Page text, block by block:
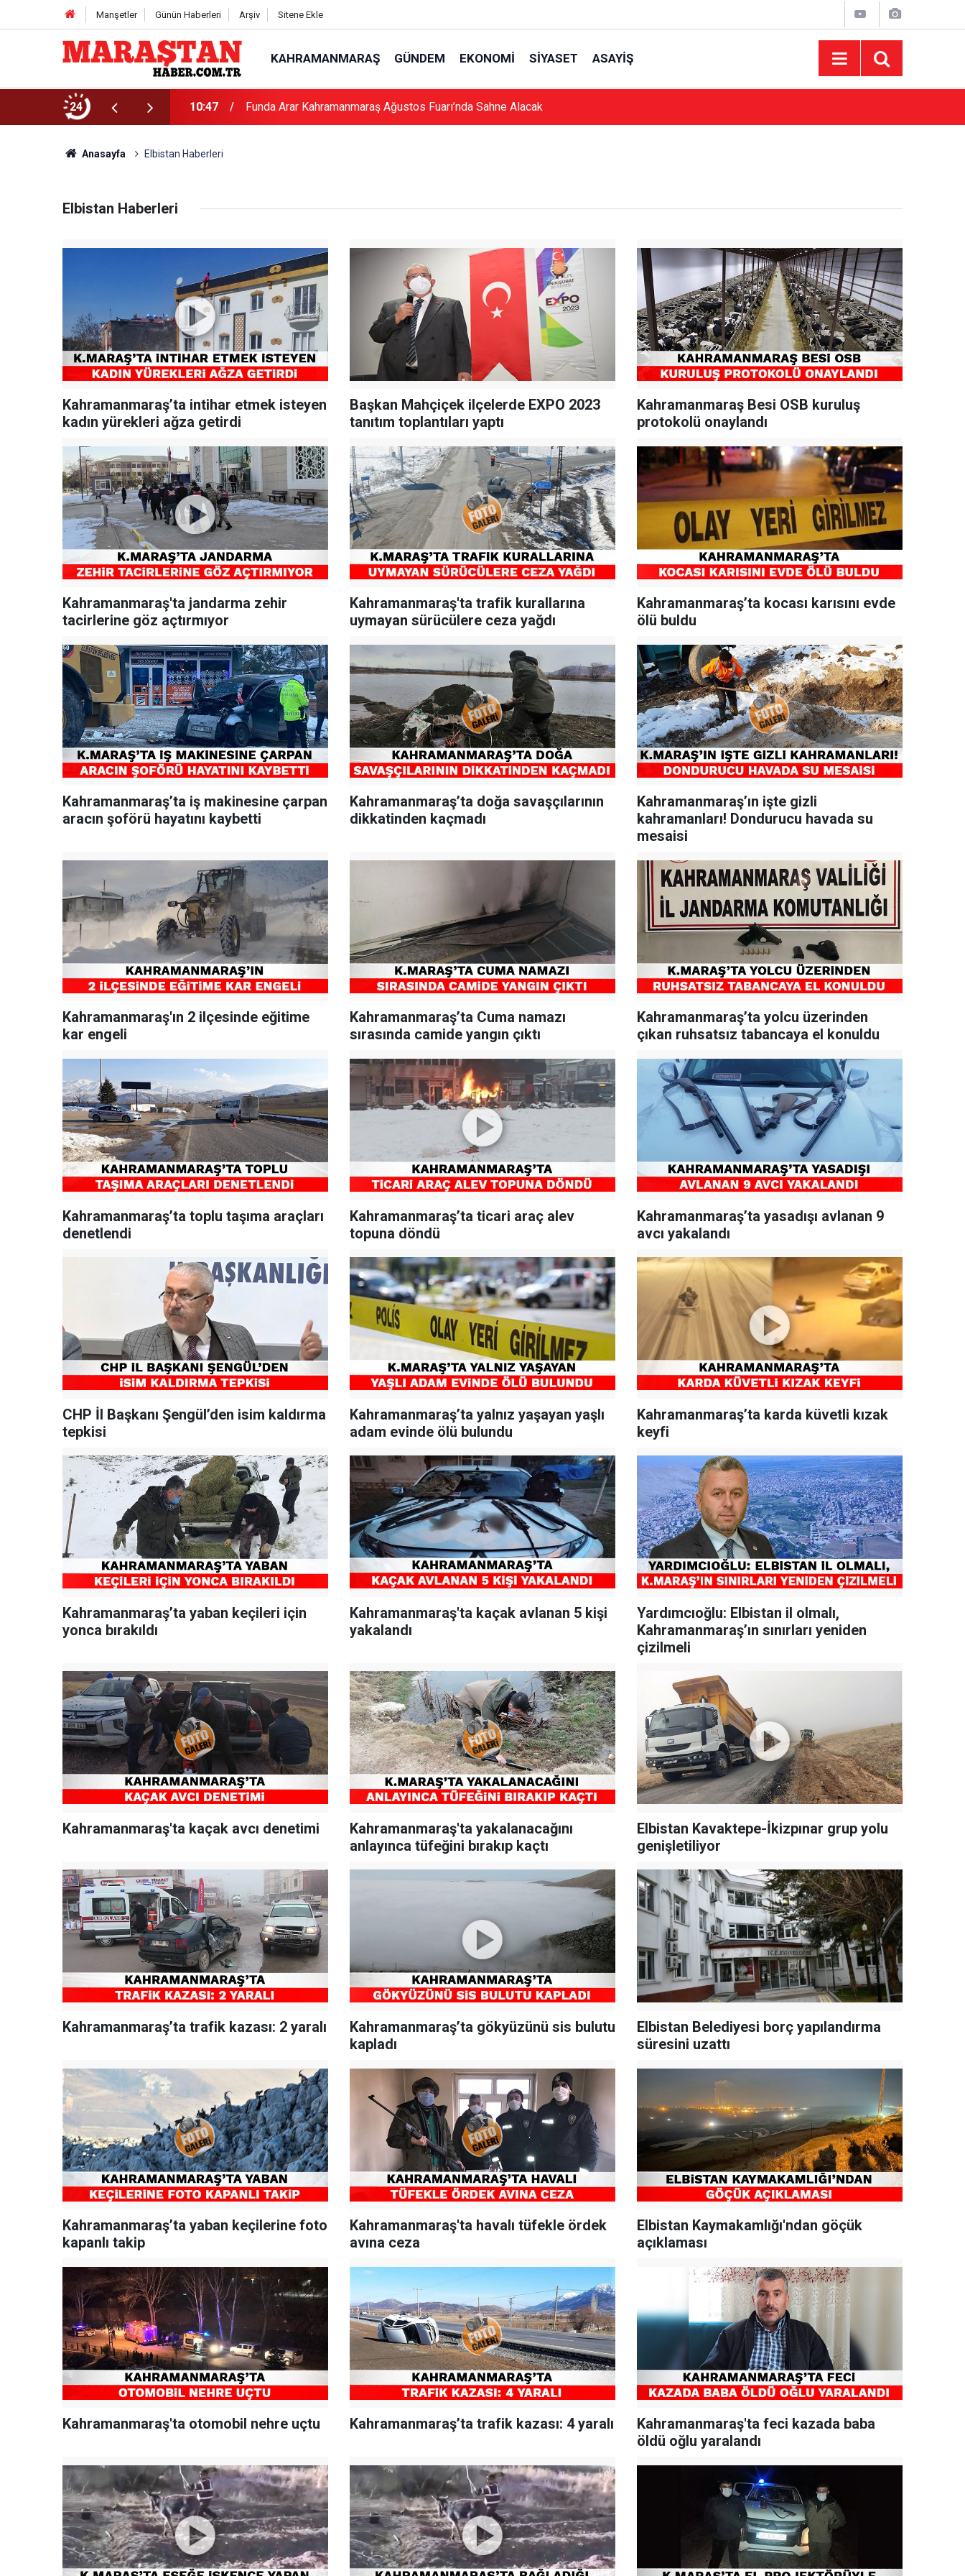
Manşetler Günün Haberleri Arşiv Sitene Ekle
KAHRAMANMARAŞ GÜNDEM EKONOMI SIYASET ASAYIŞ
24 10:47 Funda Arar Kahramanmaraş Ağustos Fuarı’nda Sahne Alacak
Anasayfa Elbistan Haberleri
Elbistan Haberleri
Kahramanmaraş’ta intihar etmek isteyen
kadın yürekleri ağza getirdi
Başkan Mahçiçek ilçelerde EXPO 2023
tanıtım toplantıları yaptı
Kahramanmaraş Besi OSB kuruluş
protokolü onaylandı
Kahramanmaraş'ta jandarma zehir
tacirlerine göz açtırmıyor
Kahramanmaraş'ta trafik kurallarına
uymayan sürücülere ceza yağdı
Kahramanmaraş’ta kocası karısını evde
ölü buldu
Kahramanmaraş’ta iş makinesine çarpan
aracın şoförü hayatını kaybetti
Kahramanmaraş’ta doğa savaşçılarının
dikkatinden kaçmadı
Kahramanmaraş’ın işte gizli
kahramanları! Dondurucu havada su
mesaisi
Kahramanmaraş'ın 2 ilçesinde eğitime
kar engeli
Kahramanmaraş’ta Cuma namazı
sırasında camide yangın çıktı
Kahramanmaraş’ta yolcu üzerinden
çıkan ruhsatsız tabancaya el konuldu
Kahramanmaraş’ta toplu taşıma araçları
denetlendi
Kahramanmaraş’ta ticari araç alev
topuna döndü
Kahramanmaraş’ta yasadışı avlanan 9
avcı yakalandı
CHP İl Başkanı Şengül’den isim kaldırma
tepkisi
Kahramanmaraş’ta yalnız yaşayan yaşlı
adam evinde ölü bulundu
Kahramanmaraş’ta karda küvetli kızak
keyfi
Kahramanmaraş’ta yaban keçileri için
yonca bırakıldı
Kahramanmaraş'ta kaçak avlanan 5 kişi
yakalandı
Yardımcıoğlu: Elbistan il olmalı,
Kahramanmaraş’ın sınırları yeniden
çizilmeli
Kahramanmaraş'ta kaçak avcı denetimi
Kahramanmaraş'ta yakalanacağını
anlayınca tüfeğini bırakıp kaçtı
Elbistan Kavaktepe-İkizpınar grup yolu
genişletiliyor
Kahramanmaraş’ta trafik kazası: 2 yaralı
Kahramanmaraş’ta gökyüzünü sis bulutu
kapladı
Elbistan Belediyesi borç yapılandırma
süresini uzattı
Kahramanmaraş’ta yaban keçilerine foto
kapanlı takip
Kahramanmaraş'ta havalı tüfekle ördek
avına ceza
Elbistan Kaymakamlığı'ndan göçük
açıklaması
Kahramanmaraş'ta otomobil nehre uçtu Kahramanmaraş’ta trafik kazası: 4 yaralı
Kahramanmaraş'ta feci kazada baba
öldü oğlu yaralandı